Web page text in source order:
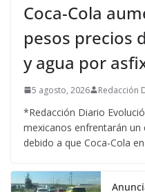
Coca-Cola
pesos precios
y agua por
5 agosto, 2026 Redacción
*Redacción Diario
mexicanos enfrentarán
debido a que Coca-Cola